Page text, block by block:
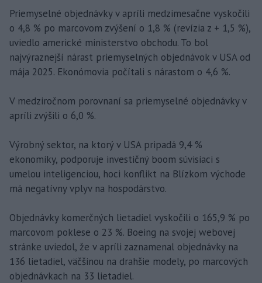
Priemyselné objednávky v apríli medzimesačne vyskočili
o 4,8 % po marcovom zvýšení o 1,8 % (revízia z + 1,5 %),
uviedlo americké ministerstvo obchodu. To bol
najvýraznejší nárast priemyselných objednávok v USA od
mája 2025. Ekonómovia počítali s nárastom o 4,6 %.
V medziročnom porovnaní sa priemyselné objednávky v
apríli zvýšili o 6,0 %.
Výrobný sektor, na ktorý v USA pripadá 9,4 %
ekonomiky, podporuje investičný boom súvisiaci s
umelou inteligenciou, hoci konflikt na Blízkom východe
má negatívny vplyv na hospodárstvo.
Objednávky komerčných lietadiel vyskočili o 165,9 % po
marcovom poklese o 23 %. Boeing na svojej webovej
stránke uviedol, že v apríli zaznamenal objednávky na
136 lietadiel, väčšinou na drahšie modely, po marcových
objednávkach na 33 lietadiel.